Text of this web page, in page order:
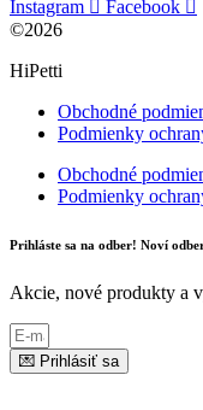
Instagram
Facebook
©2026
HiPetti
Obchodné
Podmienky
Obchodné
Podmienky
Prihláste sa na odber! Noví
Akcie, nové produkty a
💌 Prihlásiť sa